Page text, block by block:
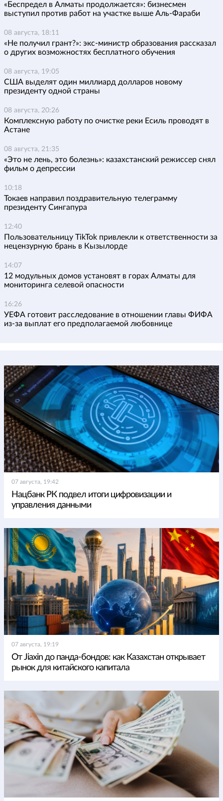
«Беспредел в Алматы продолжается»: бизнесмен
выступил против работ на участке выше Аль-Фараби
08 августа, 18:11
«Не получил грант?»: экс-министр образования рассказал
о других возможностях бесплатного обучения
08 августа, 19:05
США выделят один миллиард долларов новому
президенту одной страны
08 августа, 20:26
Комплексную работу по очистке реки Есиль проводят в
Астане
08 августа, 21:35
«Это не лень, это болезнь»: казахстанский режиссер снял
фильм о депрессии
10:18
Токаев направил поздравительную телеграмму
президенту Сингапура
12:40
Пользовательницу TikTok привлекли к ответственности за
нецензурную брань в Кызылорде
14:07
12 модульных домов установят в горах Алматы для
мониторинга селевой опасности
16:26
УЕФА готовит расследование в отношении главы ФИФА
из-за выплат его предполагаемой любовнице
07 августа, 19:42
Нацбанк РК подвел итоги цифровизации и
управления данными
07 августа, 19:19
От Jiaxin до панда-бондов: как Казахстан открывает
рынок для китайского капитала